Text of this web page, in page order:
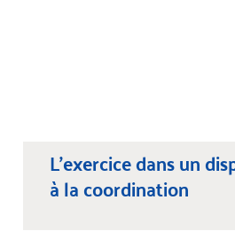
L’exercice dans un
à la coordination